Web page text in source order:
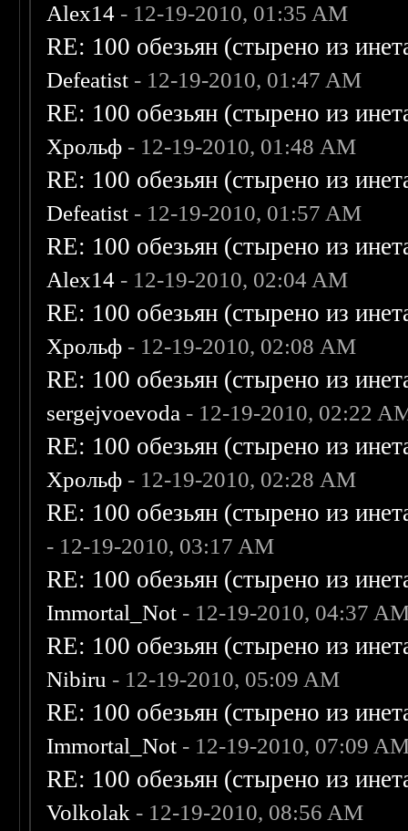
Alex14 - 12-19-2010, 01:35 AM
RE: 100 обезьян (стырено из
Defeatist - 12-19-2010, 01:47 AM
RE: 100 обезьян (стырено из
Хрольф - 12-19-2010, 01:48 AM
RE: 100 обезьян (стырено из
Defeatist - 12-19-2010, 01:57 AM
RE: 100 обезьян (стырено из
Alex14 - 12-19-2010, 02:04 AM
RE: 100 обезьян (стырено из
Хрольф - 12-19-2010, 02:08 AM
RE: 100 обезьян (стырено из
sergejvoevoda - 12-19-2010, 02:22
RE: 100 обезьян (стырено из
Хрольф - 12-19-2010, 02:28 AM
RE: 100 обезьян (стырено из
- 12-19-2010, 03:17 AM
RE: 100 обезьян (стырено из
Immortal_Not - 12-19-2010, 04:37
RE: 100 обезьян (стырено из
Nibiru - 12-19-2010, 05:09 AM
RE: 100 обезьян (стырено из
Immortal_Not - 12-19-2010, 07:09
RE: 100 обезьян (стырено из
Volkolak - 12-19-2010, 08:56 AM